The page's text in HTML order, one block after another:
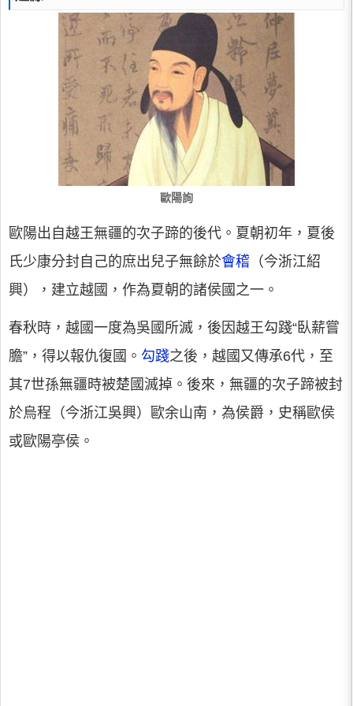
歐陽詢
歐陽出自越王無疆的次子蹄的後代。夏朝初年，夏後
氏少康分封自己的庶出兒子無餘於會稽 （今浙江紹
興），建立越國，作為夏朝的諸侯國之一。
春秋時，越國一度為吳國所滅，後因越王勾踐“臥薪嘗
膽”，得以報仇復國。 勾踐之後，越國又傳承6代，至
其7世孫無疆時被楚國滅掉。後來，無疆的次子蹄被封
於烏程（今浙江吳興）歐余山南，為侯爵，史稱歐侯
或歐陽亭侯。